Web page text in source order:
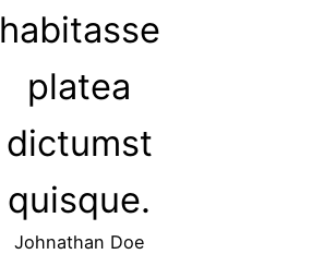
habitasse
platea
dictumst
quisque.
Johnathan Doe